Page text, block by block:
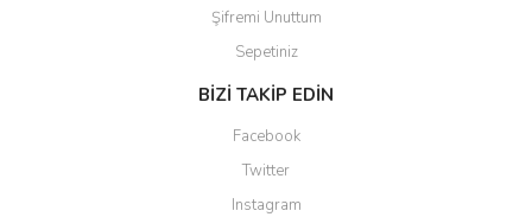
Şifremi Unuttum
Sepetiniz
BİZİ TAKİP EDİN
Facebook
Twitter
Instagram